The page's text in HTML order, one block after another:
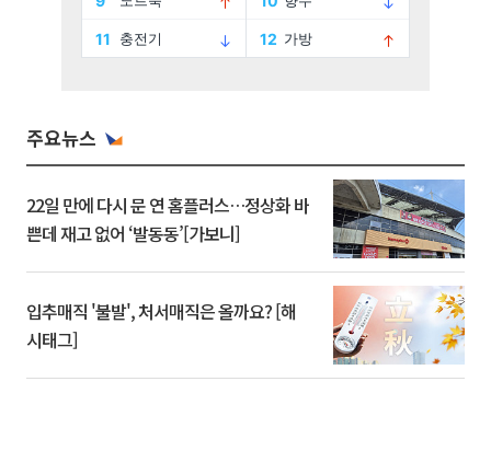
주요뉴스
22일 만에 다시 문 연 홈플러스…정상화 바
쁜데 재고 없어 ‘발동동’[가보니]
입추매직 '불발', 처서매직은 올까요? [해
시태그]